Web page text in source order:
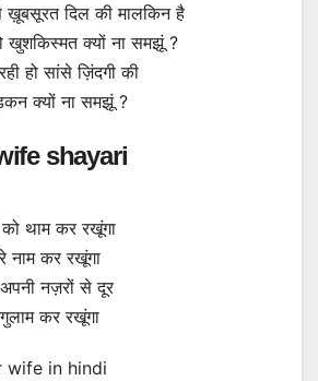
दिल की मालकिन है
क्यों ना समझूं ?
हो सांसे ज़िंदगी की
क्यों ना समझूं ?
shayari
को थाम कर रखूंगा
नाम कर रखूंगा
नज़रों से दूर
कर रखूंगा
wife in hindi